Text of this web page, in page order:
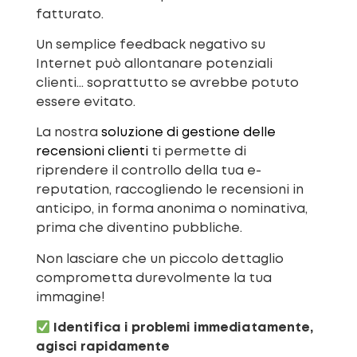
fatturato.
Un semplice feedback negativo su
Internet può allontanare potenziali
clienti… soprattutto se avrebbe potuto
essere evitato.
La nostra soluzione di gestione delle
recensioni clientiti permette di
riprendere il controllo della tua e-
reputation, raccogliendo le recensioni in
anticipo, in forma anonima o nominativa,
prima che diventino pubbliche.
Non lasciare che un piccolo dettaglio
comprometta durevolmente la tua
immagine!
Identifica i problemi immediatamente,
agisci rapidamente